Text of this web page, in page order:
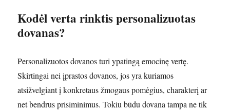
Kodėl verta rinktis personalizuotas
dovanas?
Personalizuotos dovanos turi ypatingą emocinę vertę.
Skirtingai nei įprastos dovanos, jos yra kuriamos
atsižvelgiant į konkretaus žmogaus pomėgius, charakterį ar
net bendrus prisiminimus. Tokiu būdu dovana tampa ne tik